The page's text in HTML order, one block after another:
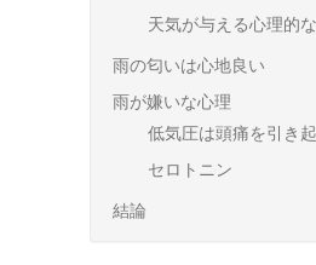
天気が与える心理的
雨の匂いは心地良い
雨が嫌いな心理
低気圧は頭痛を引き
セロトニン
結論